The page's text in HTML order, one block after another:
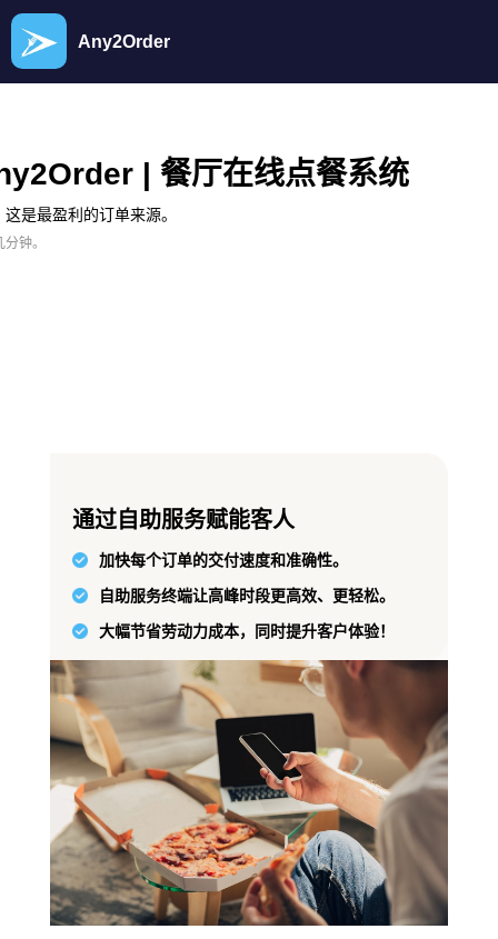
Any2Order
| 餐厅在线点餐系统
是最盈利的订单来源。
钟。
通过自助服务赋能客人
加快每个订单的交付速度和准确性。
自助服务终端让高峰时段更高效、更轻松。
大幅节省劳动力成本，同时提升客户体验！